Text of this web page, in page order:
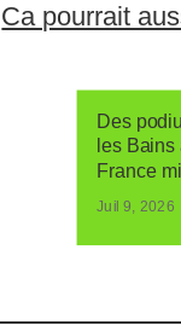
Ca pourrait
Des
les
France
Juil 9, 2026